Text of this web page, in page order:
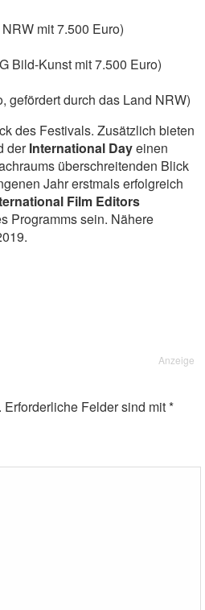
mit 7.500 Euro)
Bild-Kunst mit 7.500 Euro)
gefördert durch das Land NRW)
des Festivals. Zusätzlich bieten
derInternational Dayeinen
überschreitenden Blick
Jahr erstmals erfolgreich
Film Editors
Programms sein. Nähere
Anzeige
Erforderliche Felder sind mit*